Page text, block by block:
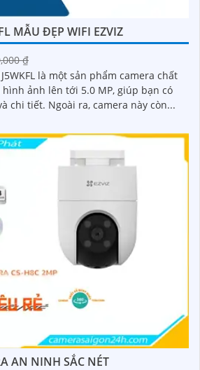
MẪU ĐẸP WIFI EZVIZ
₫
là một sản phẩm camera chất
ảnh lên tới 5.0 MP, giúp bạn có
được hình ảnh rõ nét và chi tiết. Ngoài ra, camera này còn...
AN NINH SẮC NÉT